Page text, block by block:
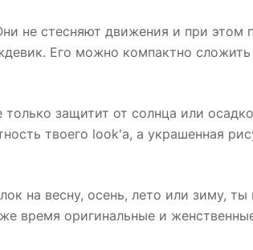
не стесняют движения и при этом
Его можно компактно
защитит от солнца или
твоего look'a, а украшенная
на весну, осень, лето или зиму,
время оригинальные и